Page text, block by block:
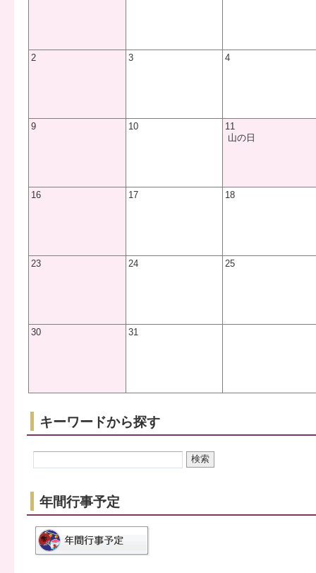
2 3 4
9 10
11
山の日
16 17 18
23 24 25
30 31
キーワードから探す
年間行事予定